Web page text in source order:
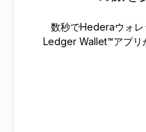
数秒でHederaウォレ
Ledger Wallet™アプリ